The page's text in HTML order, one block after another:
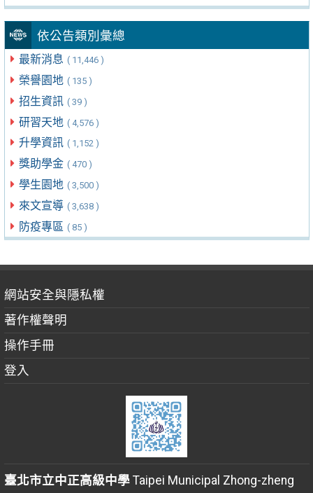
依公告類別彙總
最新消息 ( 11,446 )
榮譽園地 ( 135 )
招生資訊 ( 39 )
研習天地 ( 4,576 )
升學資訊 ( 1,152 )
獎助學金 ( 470 )
學生園地 ( 3,500 )
來文宣導 ( 3,638 )
防疫專區 ( 85 )
網站安全與隱私權
著作權聲明
操作手冊
登入
臺北市立中正高級中學Taipei Municipal Zhong-zheng